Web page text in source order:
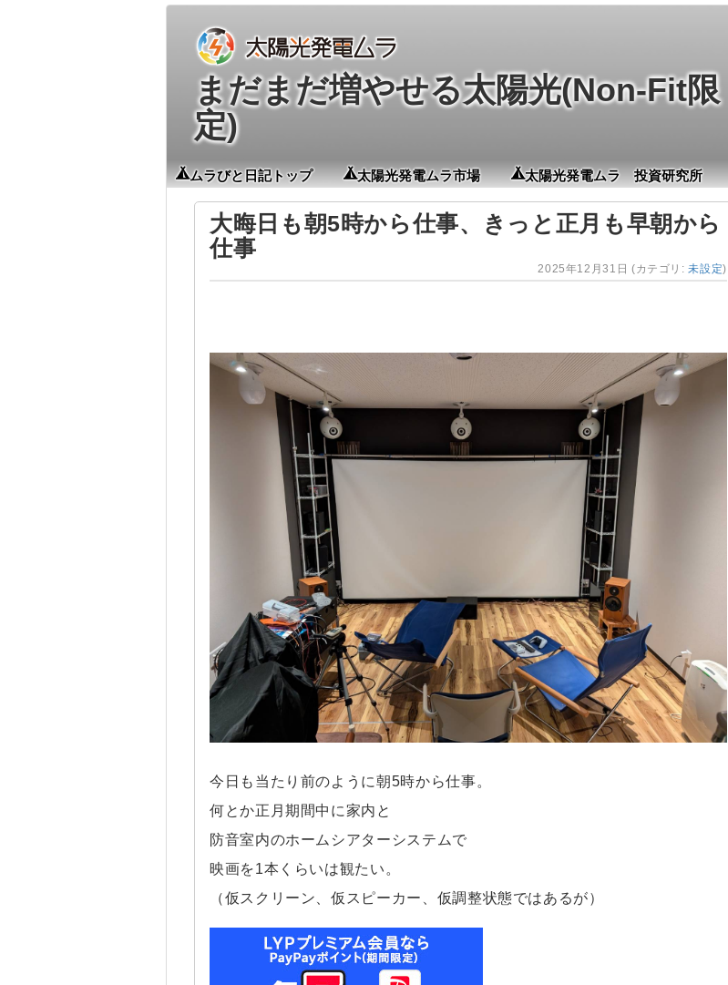
まだまだ増やせる太陽光(Non-Fit限
定)
ムラびと日記トップ 太陽光発電ムラ市場 太陽光発電ムラ 投資研究所
大晦日も朝5時から仕事、きっと正月も早朝から
仕事
2025年12月31日 (カテゴリ:未設定)
今日も当たり前のように朝5時から仕事。
何とか正月期間中に家内と
防音室内のホームシアターシステムで
映画を1本くらいは観たい。
（仮スクリーン、仮スピーカー、仮調整状態ではあるが）